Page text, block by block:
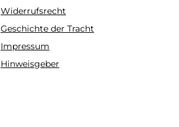
Widerrufsrecht
Geschichte der Tracht
Impressum
Hinweisgeber